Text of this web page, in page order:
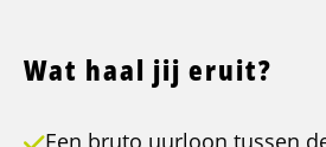
Wat haal jij eruit?